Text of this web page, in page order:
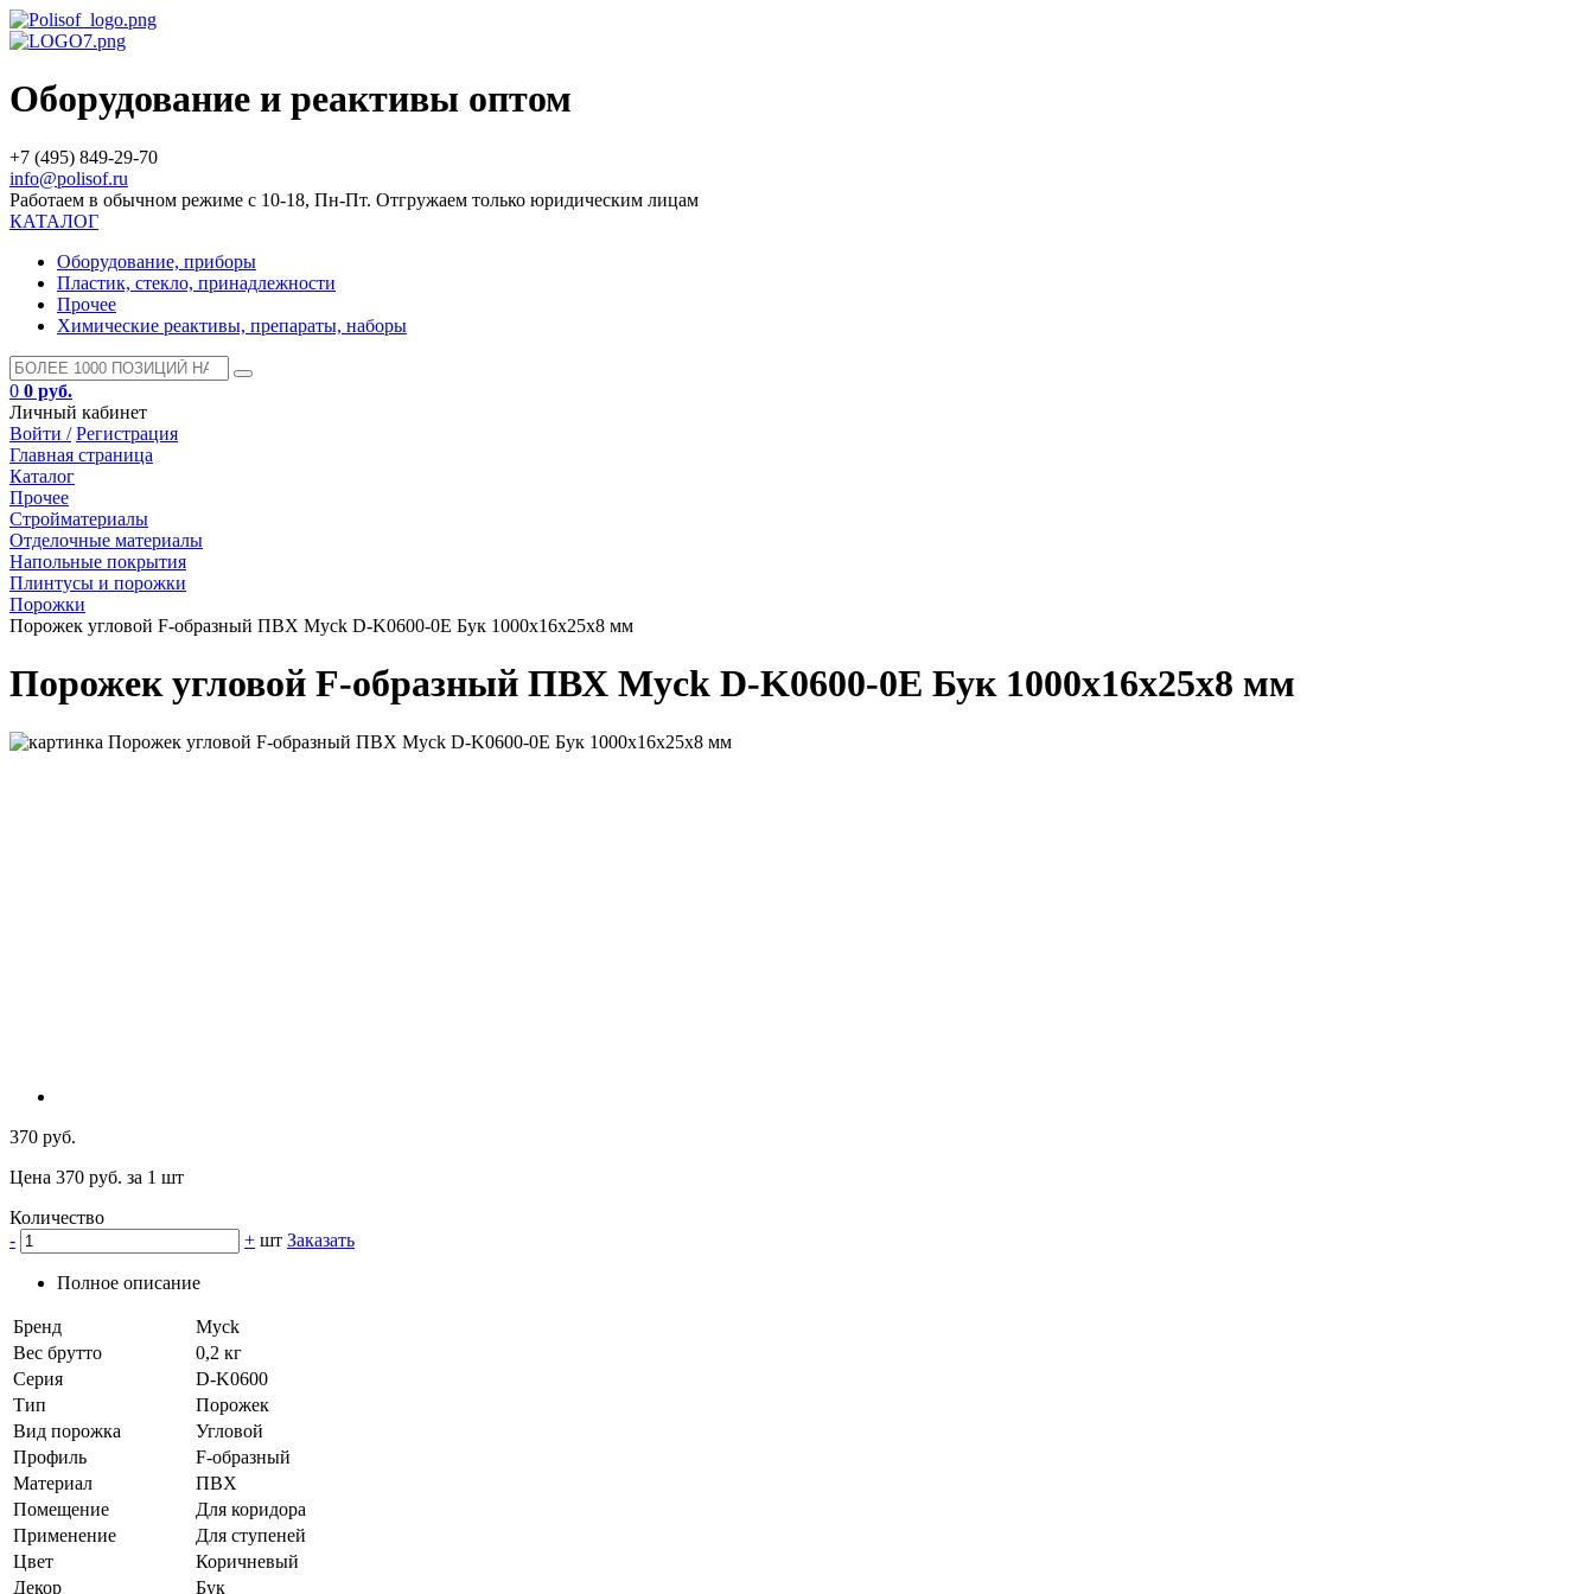
Оборудование и реактивы оптом
+7 (495) 849-29-70
info@polisof.ru
Работаем в обычном режиме с 10-18, Пн-Пт. Отгружаем только юридическим лицам
КАТАЛОГ
Оборудование, приборы
Пластик, стекло, принадлежности
Прочее
Химические реактивы, препараты, наборы
0 0 руб.
Личный кабинет
Войти / Регистрация
Главная страница
Каталог
Прочее
Стройматериалы
Отделочные материалы
Напольные покрытия
Плинтусы и порожки
Порожки
Порожек угловой F-образный ПВХ Myck D-K0600-0Е Бук 1000х16х25х8 мм
Порожек угловой F-образный ПВХ Myck D-K0600-0Е Бук 1000х16х25х8 мм
370 руб.
Цена 370 руб. за 1 шт
Количество
-
+ шт Заказать
Полное описание
Бренд
Myck
Вес брутто
0,2 кг
Серия
D-K0600
Тип
Порожек
Вид порожка
Угловой
Профиль
F-образный
Материал
ПВХ
Помещение
Для коридора
Применение
Для ступеней
Цвет
Коричневый
Декор
Бук